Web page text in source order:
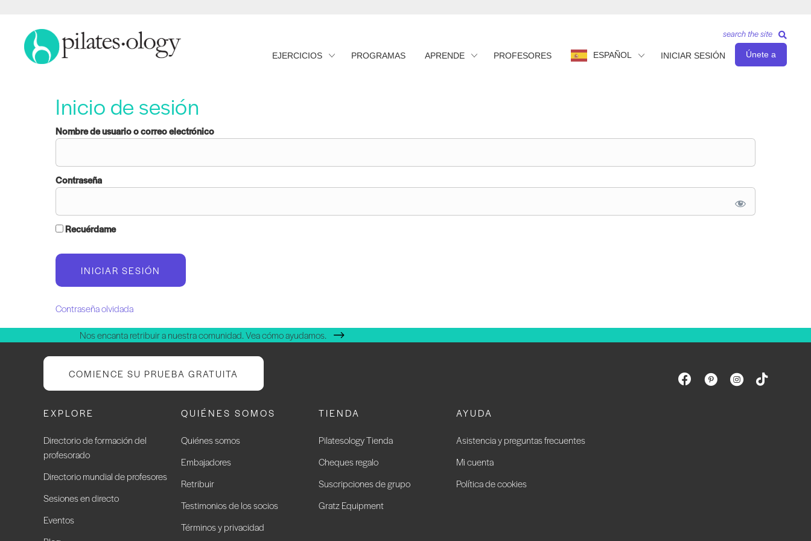
EJERCICIOS PROGRAMAS APRENDE PROFESORES ESPAÑOL INICIAR SESIÓN Únete a
search the site
Inicio de sesión
Nombre de usuario o correo electrónico
Contraseña
Recuérdame
Contraseña olvidada
Nos encanta retribuir a nuestra comunidad. Vea cómo ayudamos.
COMIENCE SU PRUEBA GRATUITA
EXPLORE
Directorio de formación del
profesorado
Directorio mundial de profesores
Sesiones en directo
Eventos
QUIÉNES SOMOS
Quiénes somos
Embajadores
Retribuir
Testimonios de los socios
Términos y privacidad
TIENDA
Pilatesology Tienda
Cheques regalo
Suscripciones de grupo
Gratz Equipment
AYUDA
Asistencia y preguntas frecuentes
Mi cuenta
Política de cookies